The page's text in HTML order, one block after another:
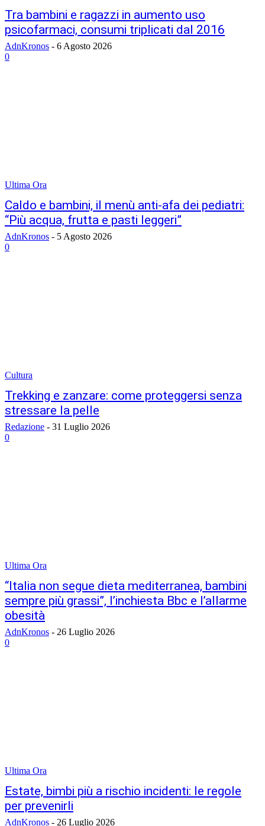
Tra bambini e ragazzi in aumento uso
psicofarmaci, consumi triplicati dal 2016
AdnKronos - 6 Agosto 2026
0
Ultima Ora
Caldo e bambini, il menù anti-afa dei pediatri:
“Più acqua, frutta e pasti leggeri”
AdnKronos - 5 Agosto 2026
0
Cultura
Trekking e zanzare: come proteggersi senza
stressare la pelle
Redazione - 31 Luglio 2026
0
Ultima Ora
“Italia non segue dieta mediterranea, bambini
sempre più grassi”, l’inchiesta Bbc e l’allarme
obesità
AdnKronos - 26 Luglio 2026
0
Ultima Ora
Estate, bimbi più a rischio incidenti: le regole
per prevenirli
AdnKronos - 26 Luglio 2026